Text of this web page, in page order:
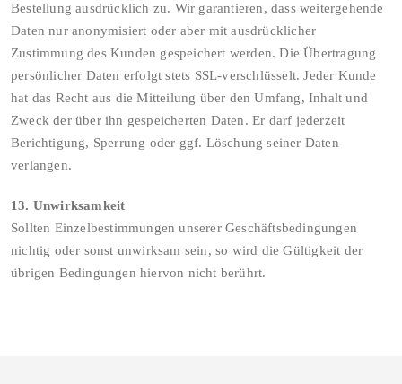
Bestellung ausdrücklich zu. Wir garantieren, dass weitergehende
Daten nur anonymisiert oder aber mit ausdrücklicher
Zustimmung des Kunden gespeichert werden. Die Übertragung
persönlicher Daten erfolgt stets SSL-verschlüsselt. Jeder Kunde
hat das Recht aus die Mitteilung über den Umfang, Inhalt und
Zweck der über ihn gespeicherten Daten. Er darf jederzeit
Berichtigung, Sperrung oder ggf. Löschung seiner Daten
verlangen.
13. Unwirksamkeit
Sollten Einzelbestimmungen unserer Geschäftsbedingungen
nichtig oder sonst unwirksam sein, so wird die Gültigkeit der
übrigen Bedingungen hiervon nicht berührt.